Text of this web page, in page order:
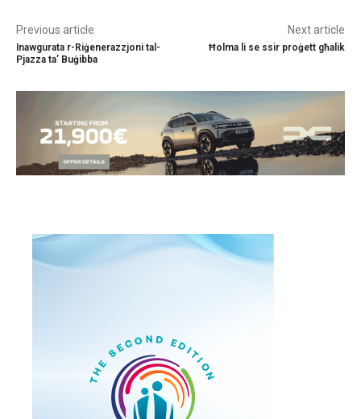
Previous article
Inawgurata r-Riġenerazzjoni tal-
Pjazza ta’ Buġibba
Next article
Ħolma li se ssir proġett għalik